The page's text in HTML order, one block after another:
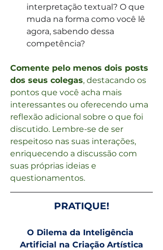
interpretação textual? O que
muda na forma como você lê
agora, sabendo dessa
competência?
Comente pelo menos dois posts
dos seus colegas, destacando os
pontos que você acha mais
interessantes ou oferecendo uma
reflexão adicional sobre o que foi
discutido. Lembre-se de ser
respeitoso nas suas interações,
enriquecendo a discussão com
suas próprias ideias e
questionamentos.
PRATIQUE!
O Dilema da Inteligência
Artificial na Criação Artística